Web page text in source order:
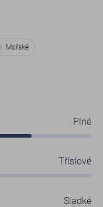
Mořské
Plné
Tříslové
Sladké